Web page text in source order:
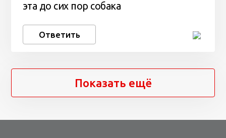
эта до сих пор собака
Ответить
Показать ещё